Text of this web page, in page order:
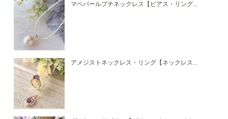
マベパールプチネックレス【ピアス・リング...
アメジストネックレス・リング【ネックレス...